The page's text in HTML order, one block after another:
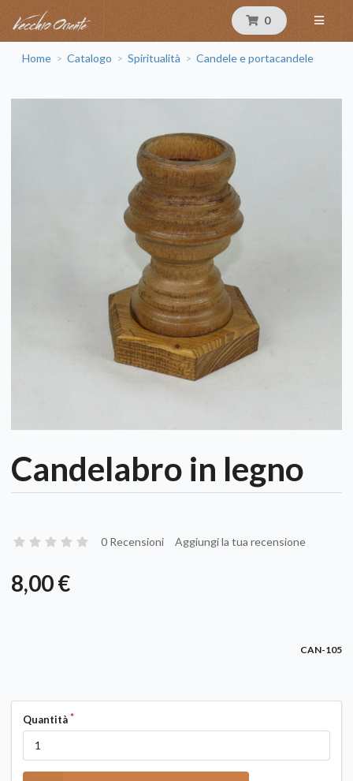
0
Home > Catalogo > Spiritualità > Candele e portacandele
Candelabro in legno
0 Recensioni Aggiungi la tua recensione
8,00 €
CAN-105
Quantità